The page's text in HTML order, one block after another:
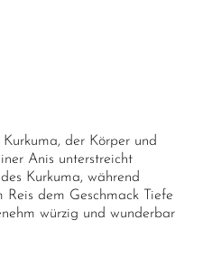
der Körper und
Anis unterstreicht
Kurkuma, während
dem Geschmack Tiefe
würzig und wunderbar